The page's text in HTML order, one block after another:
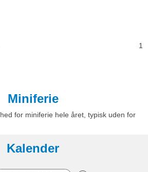
1
Miniferie
for miniferie hele året, typisk uden for
Kalender